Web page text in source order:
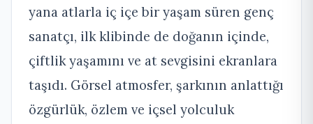
yana atlarla iç içe bir yaşam süren genç
sanatçı, ilk klibinde de doğanın içinde,
çiftlik yaşamını ve at sevgisini ekranlara
taşıdı. Görsel atmosfer, şarkının anlattığı
özgürlük, özlem ve içsel yolculuk